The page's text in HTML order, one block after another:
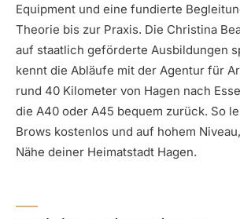
Equipment und eine fundierte
Theorie bis zur Praxis. Die Christina
auf staatlich geförderte Ausbildungen
kennt die Abläufe mit der Agentur für
rund 40 Kilometer von Hagen nach
die A40 oder A45 bequem zurück. So
Brows kostenlos und auf hohem
Nähe deiner Heimatstadt Hagen.